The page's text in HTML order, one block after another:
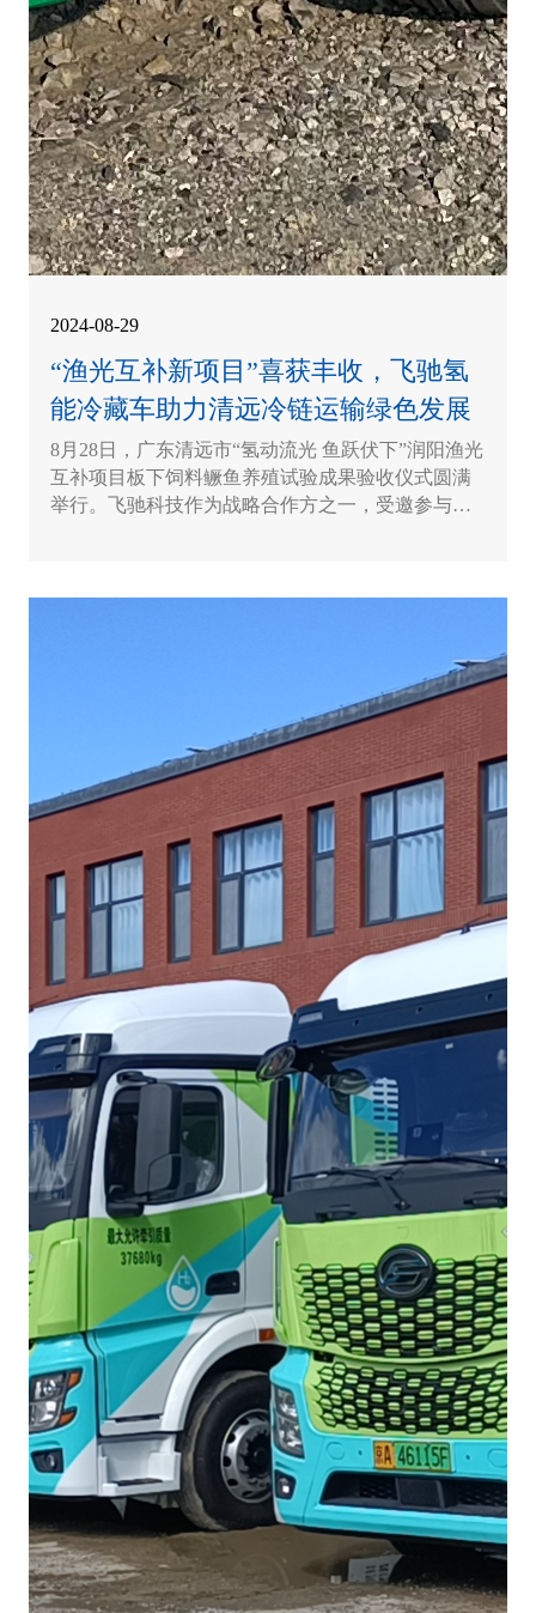
2024-08-29
“渔光互补新项目”喜获丰收，飞驰氢
能冷藏车助力清远冷链运输绿色发展
8月28日，广东清远市“氢动流光 鱼跃伏下”润阳渔光
互补项目板下饲料鳜鱼养殖试验成果验收仪式圆满
举行。飞驰科技作为战略合作方之一，受邀参与活